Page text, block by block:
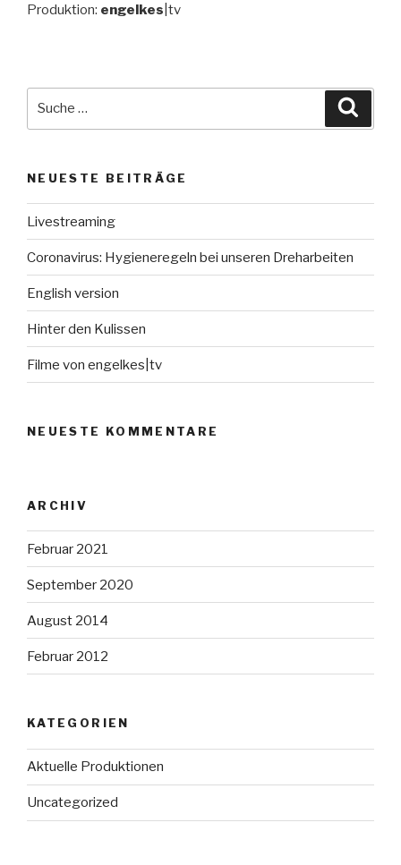
Produktion: engelkes |tv
NEUESTE BEITRÄGE
Livestreaming
Coronavirus: Hygieneregeln bei unseren Dreharbeiten
English version
Hinter den Kulissen
Filme von engelkes|tv
NEUESTE KOMMENTARE
ARCHIV
Februar 2021
September 2020
August 2014
Februar 2012
KATEGORIEN
Aktuelle Produktionen
Uncategorized